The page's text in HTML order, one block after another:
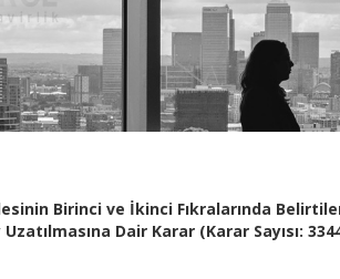
Birinci ve İkinci Fıkralarında
Dair Karar (Karar Sayısı: